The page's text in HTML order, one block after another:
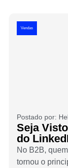
Vendas
Postado por:
Seja
do
No B2B,
tornou o